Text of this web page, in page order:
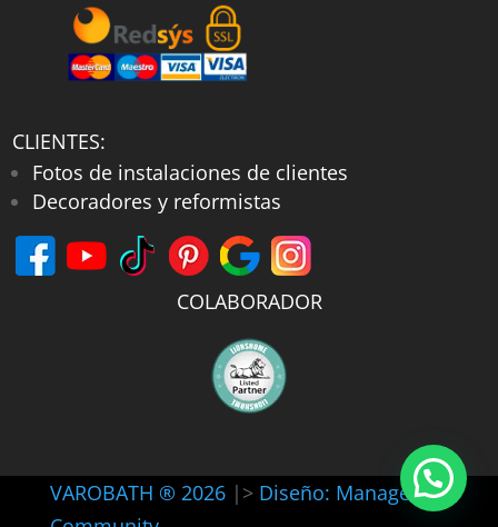
CLIENTES:
Fotos de instalaciones de clientes
Decoradores y reformistas
COLABORADOR
VAROBATH ® 2026 |> Diseño: Manager-